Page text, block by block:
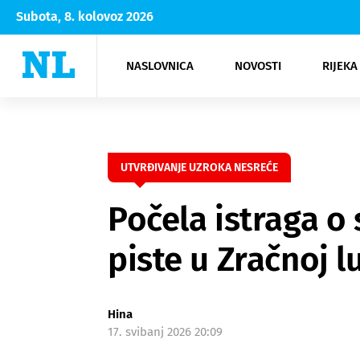
Subota, 8. kolovoz 2026
NASLOVNICA NOVOSTI
Rijeka Opatija
NK
Moda
Kultura
UTVRĐIVANJE UZROKA NESREĆE
Počela istraga
piste u Zračnoj
Hina
17. svibanj 2026 20:09